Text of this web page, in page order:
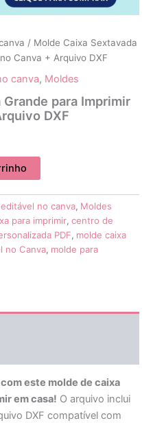
/ Molde Caixa Sextavada
Canva + Arquivo DXF
canva, Moldes
para Imprimir
DXF
no canva, Moldes
para imprimir, centro de
PDF, molde caixa
no Canva, molde para
este molde de caixa
em casa! O arquivo inclui
DXF compatível com